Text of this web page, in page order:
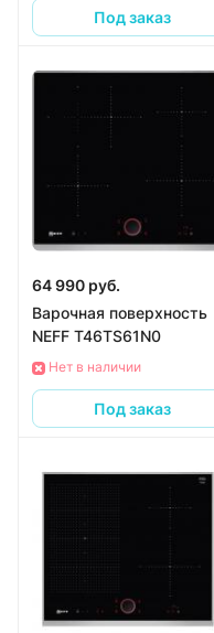
Под заказ
64 990 руб.
Варочная поверхность
NEFF T46TS61N0
Нет в наличии
Под заказ